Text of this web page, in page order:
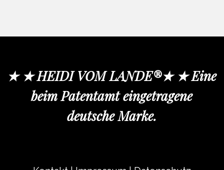
★ ★ HEIDI VOM LANDE®★ ★ Eine
beim Patentamt eingetragene
deutsche Marke.